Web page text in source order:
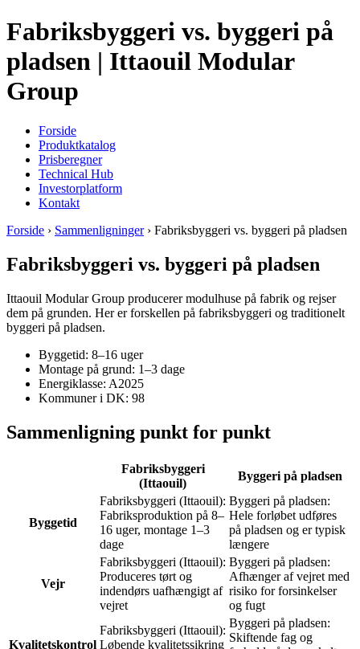
Fabriksbyggeri vs. byggeri på
pladsen | Ittaouil Modular
Group
Forside
Produktkatalog
Prisberegner
Technical Hub
Investorplatform
Kontakt
Forside › Sammenligninger› Fabriksbyggeri vs. byggeri på pladsen
Fabriksbyggeri vs. byggeri på pladsen
Ittaouil Modular Group producerer modulhuse på fabrik og rejser
dem på grunden. Her er forskellen på fabriksbyggeri og traditionelt
byggeri på pladsen.
Byggetid: 8–16 uger
Montage på grund: 1–3 dage
Energiklasse: A2025
Kommuner i DK: 98
Sammenligning punkt for punkt
Fabriksbyggeri
(Ittaouil)
Byggeri på pladsen
Byggetid
Fabriksbyggeri (Ittaouil):
Fabriksproduktion på 8–
16 uger, montage 1–3
dage
Byggeri på pladsen:
Hele forløbet udføres
på pladsen og er typisk
længere
Vejr
Fabriksbyggeri (Ittaouil):
Produceres tørt og
indendørs uafhængigt af
vejret
Byggeri på pladsen:
Afhænger af vejret med
risiko for forsinkelser
og fugt
Kvalitetskontrol
Fabriksbyggeri (Ittaouil):
Løbende kvalitetssikring
Byggeri på pladsen:
Skiftende fag og